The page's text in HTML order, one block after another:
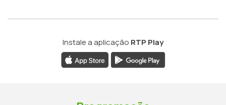
Instale a aplicação RTP Play